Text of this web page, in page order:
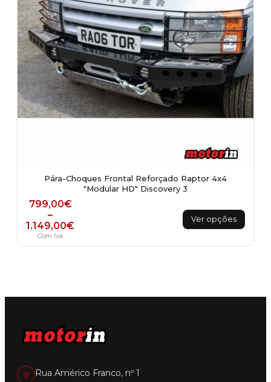
Pára-Choques Frontal Reforçado Raptor 4x4
"Modular HD" Discovery 3
799,00€
–
1.149,00€
Price range: 799,00€ through 1.149,00€
Com Iva
Ver opções
This
product
multiple
may
Rua Américo Franco, nº 1